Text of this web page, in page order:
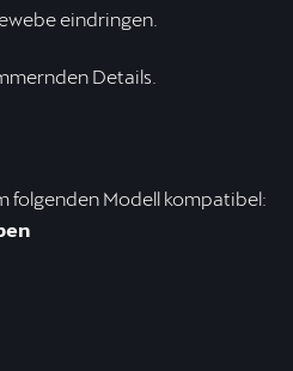
eindringen.
Details.
folgenden Modell kompatibel: